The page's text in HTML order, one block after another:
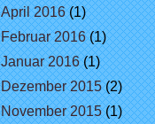
April 2016(1)
Februar 2016(1)
Januar 2016(1)
Dezember 2015(2)
November 2015(1)